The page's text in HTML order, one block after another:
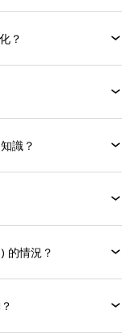
？
識？
的情況？